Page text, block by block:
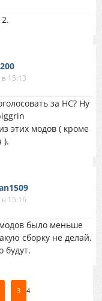
15:13
за НС? Ну
этих модов ( кроме
).
15:16
было меньше
сборку не делай,
будут.
3 4